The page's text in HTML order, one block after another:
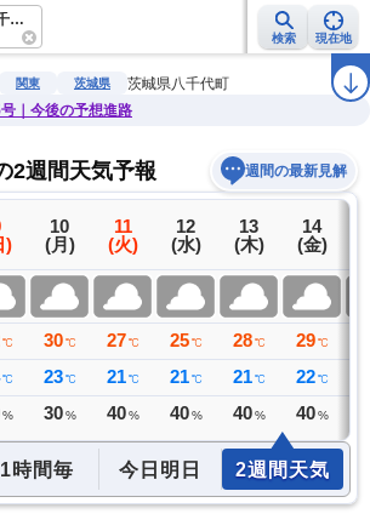
茨城県八千代町
検索 現在地
報 地震情報 警報・注意報 ラ
関東 茨城県
茨城県八千代町
｜今後の予想進路
2週間天気予報 週間の最新見解
)
℃
℃
%
10
(月)
30 ℃
23 ℃
30 %
11
(火)
27 ℃
21 ℃
40 %
12
(水)
25 ℃
21 ℃
40 %
13
(木)
28 ℃
21 ℃
40 %
14
(金)
29 ℃
22 ℃
40 %
1時間毎 今日明日 2週間天気